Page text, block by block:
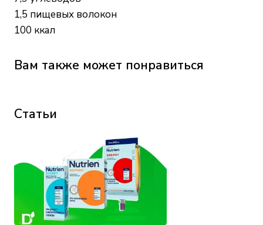
1,5 пищевых волокон
100 ккал
Вам также может понравиться
Статьи